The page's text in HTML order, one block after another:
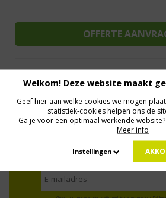
We know logistics Op maat gemaakt
MELD JE AAN VOOR ONZE
Profiteer van deals en een
Welkom! Deze website maakt
Geef hier aan welke cookies we mogen
statistiek-cookies helpen ons de
Ga je voor een optimaal werkende
Meer info
Instellingen